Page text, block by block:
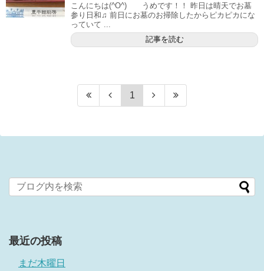
こんにちは(^O^) うめです！！ 昨日は晴天でお墓
参り日和♫ 前日にお墓のお掃除したからピカピカにな
っていて ...
記事を読む
1
最近の投稿
まだ木曜日